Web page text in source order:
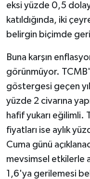
eksi yüzde 0,5
katıldığında, iki
belirgin biçimde
Buna karşın
görünmüyor.
göstergesi geçen
yüzde 2 civarına
hafif yukarı eğilimli.
fiyatları ise aylık
Cuma günü
mevsimsel etkilerle
1,6'ya gerilemesi